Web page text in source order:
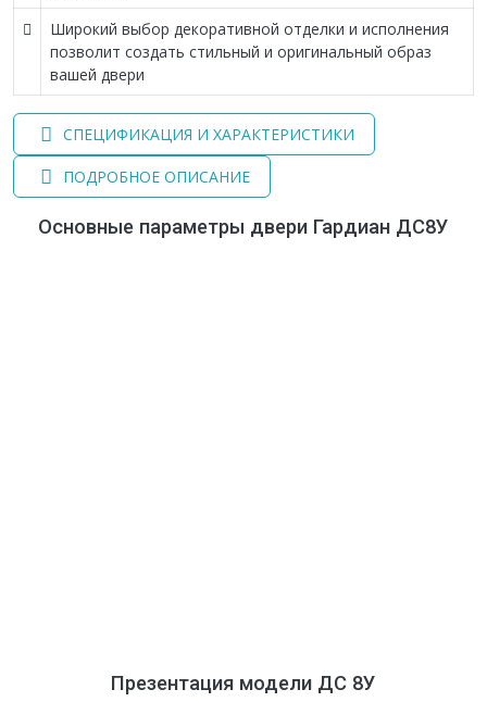
Широкий выбор декоративной отделки и исполнения
позволит создать стильный и оригинальный образ
вашей двери
СПЕЦИФИКАЦИЯ И ХАРАКТЕРИСТИКИ
ПОДРОБНОЕ ОПИСАНИЕ
Основные параметры двери Гардиан ДС8У
Презентация модели ДС 8У